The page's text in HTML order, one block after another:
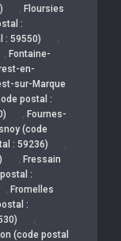
, Floursies
:
: 59550) ,
, Fontaine-
en-
sur-Marque
postal :
, Fournes-
(code
: 59236) ,
, Fressain
:
, Fromelles
:
,
(code postal